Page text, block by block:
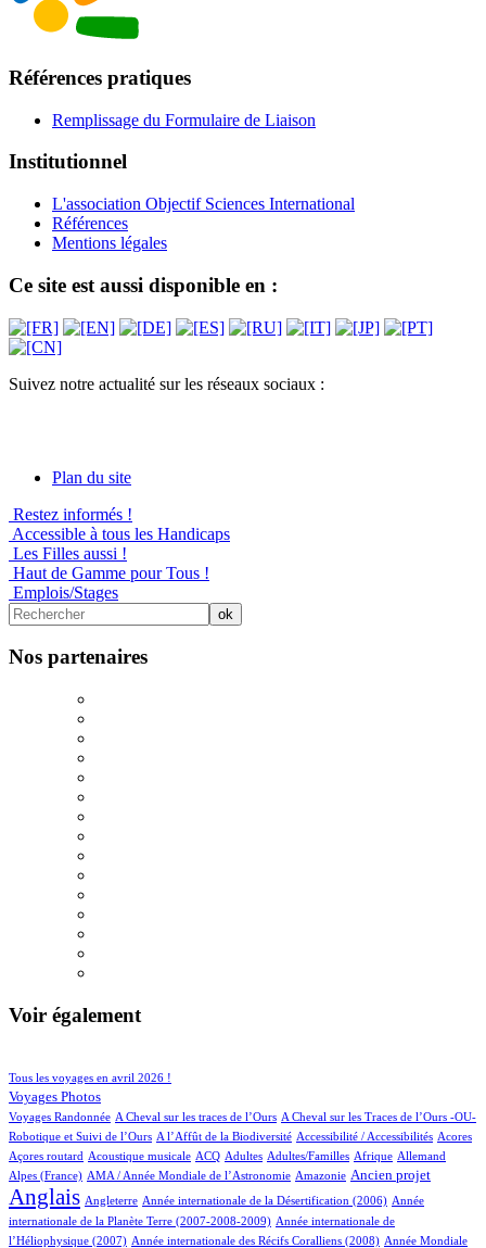
Références pratiques
Remplissage du Formulaire de Liaison
Institutionnel
L'association Objectif Sciences International
Références
Mentions légales
Ce site est aussi disponible en :
Suivez notre actualité sur les réseaux sociaux :
Plan du site
Restez informés !
Accessible à tous les Handicaps
Les Filles aussi !
Haut de Gamme pour Tous !
Emplois/Stages
Nos partenaires
Voir également
Tous les voyages en avril 2026 !
216/998
Voyages Photos
172/998
Voyages Randonnée
5/998 A Cheval sur les traces de l’Ours
5/998
A Cheval sur les Traces de l’Ours -OU-
Robotique et Suivi de l’Ours
5/998 A l’Affût de la Biodiversité
1/998 Accessibilité / Accessibilités
5/998 Acores
1/998
Açores routard
1/998 Acoustique musicale
100/998 ACQ
32/998 Adultes
14/998 Adultes/Familles
3/998 Afrique
73/998 Allemand
20/998
Alpes (France)
12/998 AMA / Année Mondiale de l’Astronomie
13/998 Amazonie
309/998 Ancien projet
769/998
Anglais
56/998 Angleterre
8/998 Année internationale de la Désertification (2006)
15/998
Année
internationale de la Planète Terre (2007-2008-2009)
4/998
Année internationale de
l’Héliophysique (2007)
3/998 Année internationale des Récifs Coralliens (2008)
12/998 Année Mondiale